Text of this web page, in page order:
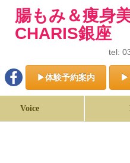
腸もみ＆痩身
CHARIS銀座
tel:
▶体験予約案内 ▶
Voice